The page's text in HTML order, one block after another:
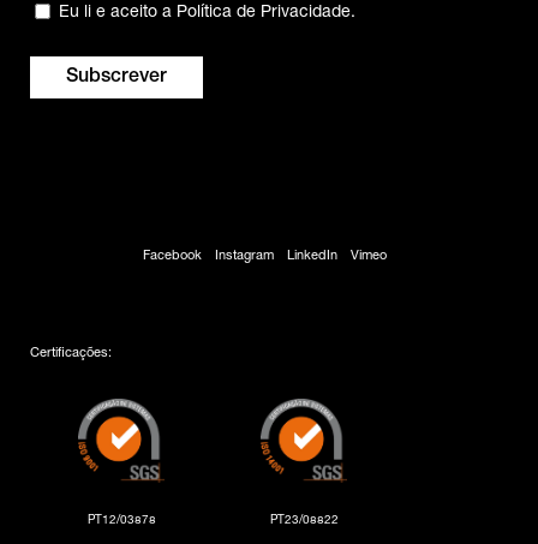
Privacidade
Eu li e aceito a Política de Privacidade.
Certificações:
PT12/03878 PT23/08822
Facebook Instagram LinkedIn Vimeo